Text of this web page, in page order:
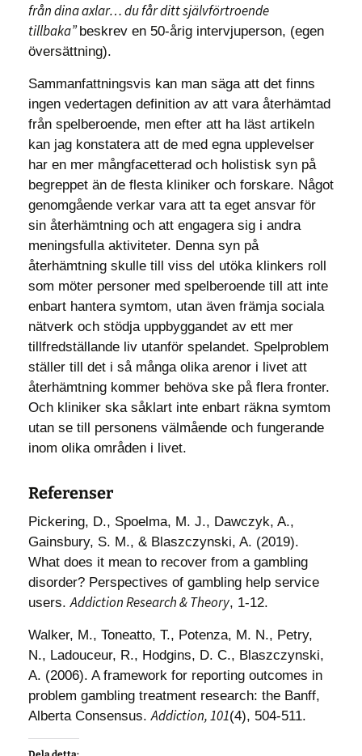
från dina axlar… du får ditt självförtroende
tillbaka”beskrev en 50-årig intervjuperson, (egen
översättning).
Sammanfattningsvis kan man säga att det finns
ingen vedertagen definition av att vara återhämtad
från spelberoende, men efter att ha läst artikeln
kan jag konstatera att de med egna upplevelser
har en mer mångfacetterad och holistisk syn på
begreppet än de flesta kliniker och forskare. Något
genomgående verkar vara att ta eget ansvar för
sin återhämtning och att engagera sig i andra
meningsfulla aktiviteter. Denna syn på
återhämtning skulle till viss del utöka klinkers roll
som möter personer med spelberoende till att inte
enbart hantera symtom, utan även främja sociala
nätverk och stödja uppbyggandet av ett mer
tillfredställande liv utanför spelandet. Spelproblem
ställer till det i så många olika arenor i livet att
återhämtning kommer behöva ske på flera fronter.
Och kliniker ska såklart inte enbart räkna symtom
utan se till personens välmående och fungerande
inom olika områden i livet.
Referenser
Pickering, D., Spoelma, M. J., Dawczyk, A.,
Gainsbury, S. M., & Blaszczynski, A. (2019).
What does it mean to recover from a gambling
disorder? Perspectives of gambling help service
users.Addiction Research & Theory, 1-12.
Walker, M., Toneatto, T., Potenza, M. N., Petry,
N., Ladouceur, R., Hodgins, D. C., Blaszczynski,
A. (2006). A framework for reporting outcomes in
problem gambling treatment research: the Banff,
Alberta Consensus.Addiction, 101(4), 504-511.